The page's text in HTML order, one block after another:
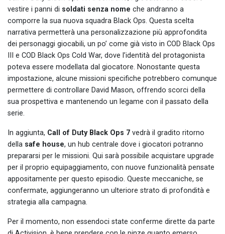
vestire i panni di soldati senza nome che andranno a
comporre la sua nuova squadra Black Ops. Questa scelta
narrativa permetterà una personalizzazione più approfondita
dei personaggi giocabili, un po’ come già visto in COD Black Ops
III e COD Black Ops Cold War, dove l’identità del protagonista
poteva essere modellata dal giocatore. Nonostante questa
impostazione, alcune missioni specifiche potrebbero comunque
permettere di controllare David Mason, offrendo scorci della
sua prospettiva e mantenendo un legame con il passato della
serie.
In aggiunta, Call of Duty Black Ops 7 vedrà il gradito ritorno
della safe house, un hub centrale dove i giocatori potranno
prepararsi per le missioni. Qui sarà possibile acquistare upgrade
per il proprio equipaggiamento, con nuove funzionalità pensate
appositamente per questo episodio. Queste meccaniche, se
confermate, aggiungeranno un ulteriore strato di profondità e
strategia alla campagna.
Per il momento, non essendoci state conferme dirette da parte